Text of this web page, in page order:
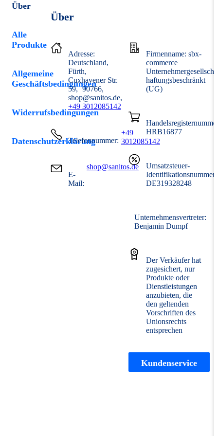
Über
Alle
Produkte
Allgemeine
Geschäftsbedingungen
Widerrufsbedingungen
Datenschutzerklärung
Über
Adresse:
Deutschland
Fürth
Cuxhavener Str.
59
90766
shop@sanitos.de
+49 3012085142
Telefonnummer:
+49
3012085142
E-
Mail:
shop@sanitos.de
Firmenname: sbx-
commerce
haftungsbeschränkt
(UG)
HRB16877
Umsatzsteuer-
Identifikationsnummer
DE319328248
Unternehmensvertreter:
Benjamin Dumpf
Der Verkäufer hat
zugesichert, nur
Produkte oder
Dienstleistungen
anzubieten, die
den geltenden
Vorschriften des
Unionsrechts
entsprechen
Kundenservice